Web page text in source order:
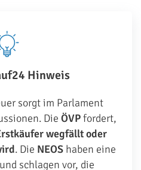
Hinweis
sorgt im Parlament
Die ÖVPfordert,
wegfällt oder
. Die NEOShaben eine
schlagen vor, die